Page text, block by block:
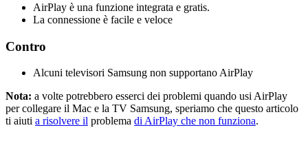
AirPlay è una funzione integrata e gratis.
La connessione è facile e veloce
Contro
Alcuni televisori Samsung non supportano AirPlay
Nota: a volte potrebbero esserci dei problemi quando usi AirPlay
per collegare il Mac e la TV Samsung, speriamo che questo articolo
ti aiuti a risolvere il problema di AirPlay che non funziona.